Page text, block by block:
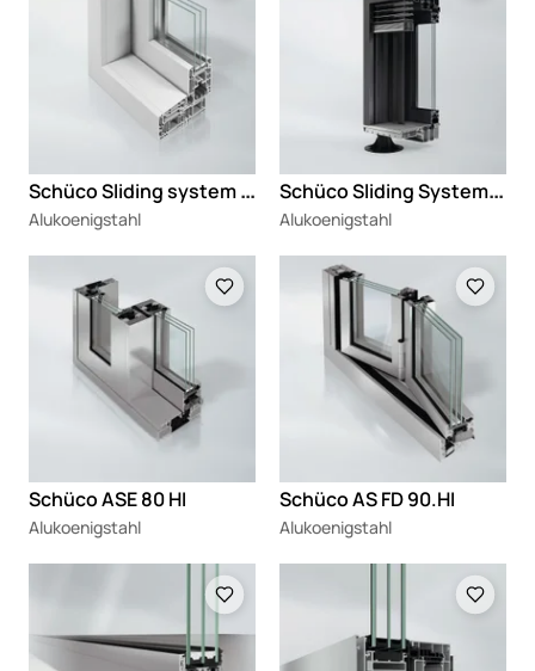
S
chüco Sliding system LivIng move
Alukoenigstahl
S
chüco Sliding System ASE 80.HI Perfect
Alukoenigstahl
Schüco ASE 80 HI
Alukoenigstahl
Loading
Schüco AS FD 90.HI
Alukoenigstahl